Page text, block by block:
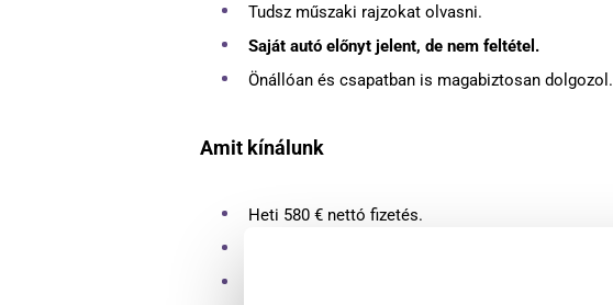
Tudsz műszaki rajzokat olvasni.
Saját autó előnyt jelent, de nem feltétel.
Önállóan és csapatban is magabiztosan dolgozol.
Amit kínálunk
Heti 580 € nettó fizetés.